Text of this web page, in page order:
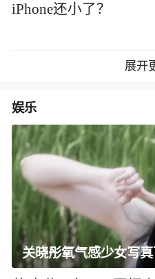
iPhone还小了？
展开
娱乐
关晓彤氧气感少女写